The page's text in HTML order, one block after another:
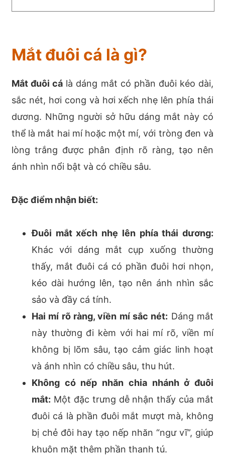
Mắt đuôi cá là gì?
Mắt đuôi cá là dáng mắt có phần đuôi kéo dài,
sắc nét, hơi cong và hơi xếch nhẹ lên phía thái
dương. Những người sở hữu dáng mắt này có
thể là mắt hai mí hoặc một mí, với tròng đen và
lòng trắng được phân định rõ ràng, tạo nên
ánh nhìn nổi bật và có chiều sâu.
Đặc điểm nhận biết:
Đuôi mắt xếch nhẹ lên phía thái dương:
Khác với dáng mắt cụp xuống thường
thấy, mắt đuôi cá có phần đuôi hơi nhọn,
kéo dài hướng lên, tạo nên ánh nhìn sắc
sảo và đầy cá tính.
Hai mí rõ ràng, viền mí sắc nét: Dáng mắt
này thường đi kèm với hai mí rõ, viền mí
không bị lõm sâu, tạo cảm giác linh hoạt
và ánh nhìn có chiều sâu, thu hút.
Không có nếp nhăn chia nhánh ở đuôi
mắt: Một đặc trưng dễ nhận thấy của mắt
đuôi cá là phần đuôi mắt mượt mà, không
bị chẻ đôi hay tạo nếp nhăn “ngư vĩ”, giúp
khuôn mặt thêm phần thanh tú.